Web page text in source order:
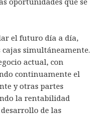
el futuro día a día,
simultáneamente.
actual, con
continuamente el
y otras partes
la rentabilidad
de las